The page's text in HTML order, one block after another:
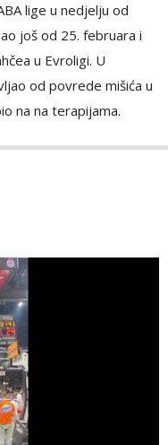
lige u nedjelju od
još od 25. februara i
u Evroligi. U
od povrede mišića u
na na terapijama.